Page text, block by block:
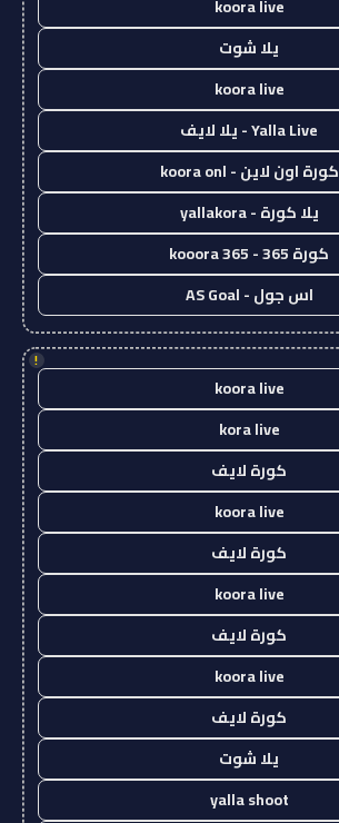
koora live
يلا شوت
koora live
Yalla Live - يلا لايف
كورة اون لاين - koora onl
يلا كورة - yallakora
كورة 365 - kooora 365
اس جول - AS Goal
!
koora live
kora live
كورة لايف
koora live
كورة لايف
koora live
كورة لايف
koora live
كورة لايف
يلا شوت
yalla shoot